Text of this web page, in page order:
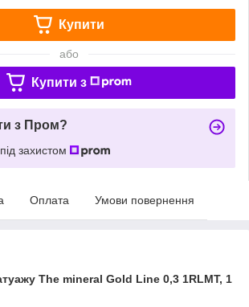
Купити
або
Купити з
з Пром?
захистом
Оплата Умови повернення
The mineral Gold Line 0,3 1RLMT, 1